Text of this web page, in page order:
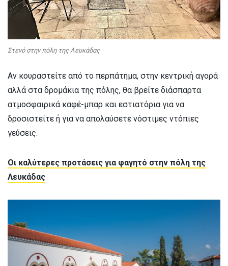
Στενό στην πόλη της Λευκάδας
Αν κουραστείτε από το περπάτημα, στην κεντρική αγορά
αλλά στα δρομάκια της πόλης, θα βρείτε διάσπαρτα
ατμοσφαιρικά καφέ-μπαρ και εστιατόρια για να
δροσιστείτε ή για να απολαύσετε νόστιμες ντόπιες
γεύσεις.
Οι καλύτερες προτάσεις για φαγητό στην πόλη της
Λευκάδας